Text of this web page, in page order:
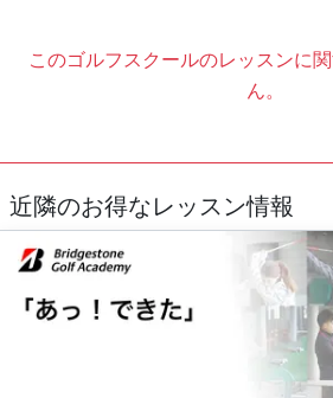
このゴルフスクールのレッスンに
ん。
近隣のお得なレッスン情報